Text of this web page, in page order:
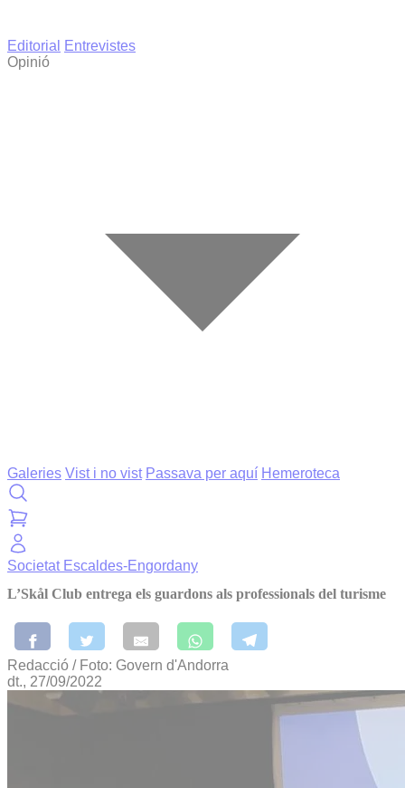
Editorial
Entrevistes
Opinió
Galeries Vist i no vist Passava per aquí Hemeroteca
Societat Escaldes-Engordany
L’Skål Club entrega els guardons als professionals del turisme
Redacció / Foto: Govern d'Andorra
dt., 27/09/2022